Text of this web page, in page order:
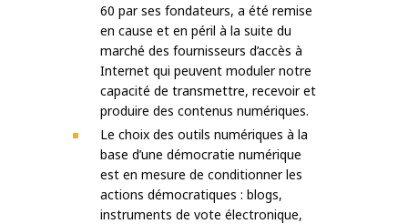
60 par ses fondateurs, a été remise
en cause et en péril à la suite du
marché des fournisseurs d’accès à
Internet qui peuvent moduler notre
capacité de transmettre, recevoir et
produire des contenus numériques.
Le choix des outils numériques à la
base d’une démocratie numérique
est en mesure de conditionner les
actions démocratiques : blogs,
instruments de vote électronique,